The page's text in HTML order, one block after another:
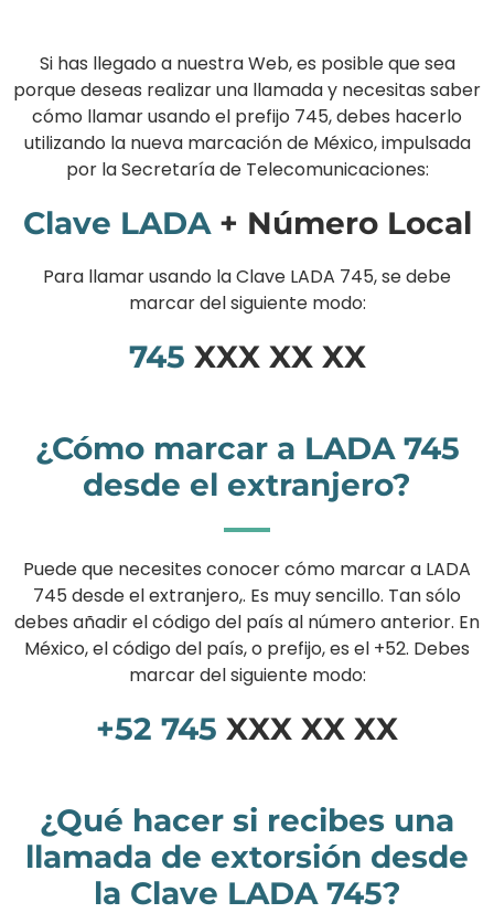
Si has llegado a nuestra Web, es posible que sea
porque deseas realizar una llamada y necesitas saber
cómo llamar usando el prefijo 745, debes hacerlo
utilizando la nueva marcación de México, impulsada
por la Secretaría de Telecomunicaciones:
Clave LADA+ Número Local
Para llamar usando la Clave LADA 745, se debe
marcar del siguiente modo:
745 XXX XX XX
¿Cómo marcar a LADA 745
desde el extranjero?
Puede que necesites conocer cómo marcar a LADA
745 desde el extranjero,. Es muy sencillo. Tan sólo
debes añadir el código del país al número anterior. En
México, el código del país, o prefijo, es el +52. Debes
marcar del siguiente modo:
+52 745 XXX XX XX
¿Qué hacer si recibes una
llamada de extorsión desde
la Clave LADA 745?